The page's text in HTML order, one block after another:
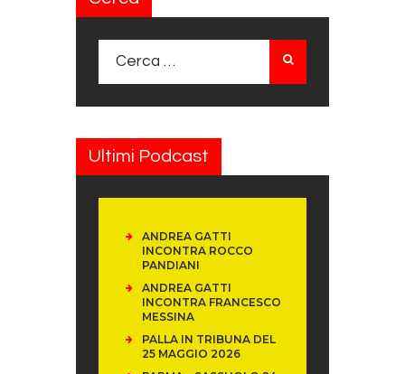
Ultimi Podcast
ANDREA GATTI
INCONTRA ROCCO
PANDIANI
ANDREA GATTI
INCONTRA FRANCESCO
MESSINA
PALLA IN TRIBUNA DEL
25 MAGGIO 2026